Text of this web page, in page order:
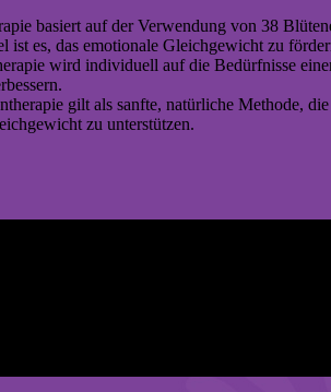
basiert auf der Verwendung von 38
ist es, das emotionale Gleichgewicht zu
wird individuell auf die Bedürfnisse
gilt als sanfte, natürliche Methode,
zu unterstützen.